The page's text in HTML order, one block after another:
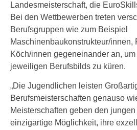
Landesmeisterschaft, die
Bei den Wettbewerben treten
Berufsgruppen wie zum Beispiel
Maschinenbaukonstrukteur/innen,
Köch/innen gegeneinander an,
jeweiligen Berufsbilds zu küren.
„Die Jugendlichen leisten
Berufsmeisterschaften genauso
Meisterschaften geben den
einzigartige Möglichkeit, ihre